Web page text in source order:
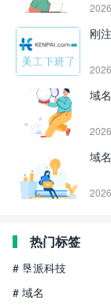
刚
域
域
热门标签
# 垦派科技
# 域名